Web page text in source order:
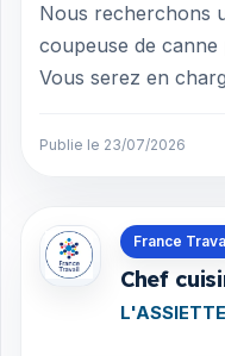
Nous recherchons
coupeuse de
Vous serez en
mis...
Publie le 23/07/2026
France
Chef
Offres en La